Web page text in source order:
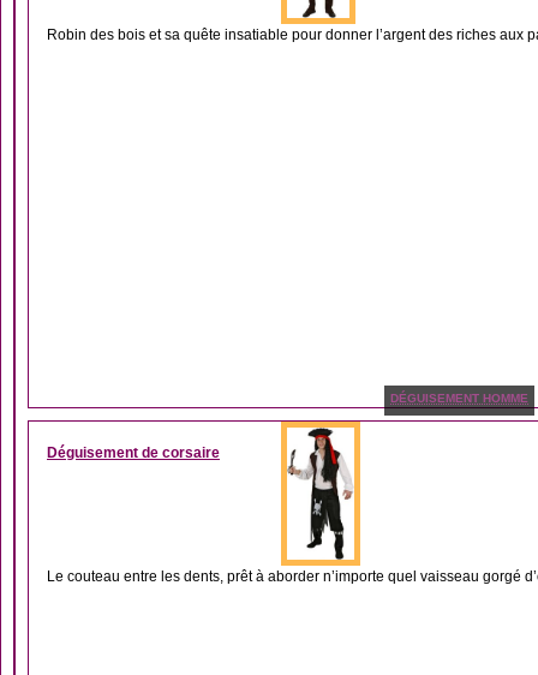
Robin des bois et sa quête insatiable pour donner l’argent des riches aux
DÉGUISEMENT HOMME
Déguisement de corsaire
Le couteau entre les dents, prêt à aborder n’importe quel vaisseau gorgé